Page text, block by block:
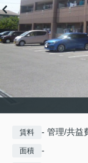
賃料 - 管理/共益
面積 -